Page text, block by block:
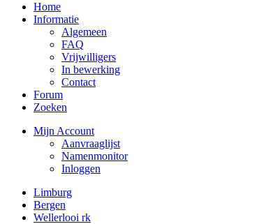
Home
Informatie
Algemeen
FAQ
Vrijwilligers
In bewerking
Contact
Forum
Zoeken
Mijn Account
Aanvraaglijst
Namenmonitor
Inloggen
Limburg
Bergen
Wellerlooi rk